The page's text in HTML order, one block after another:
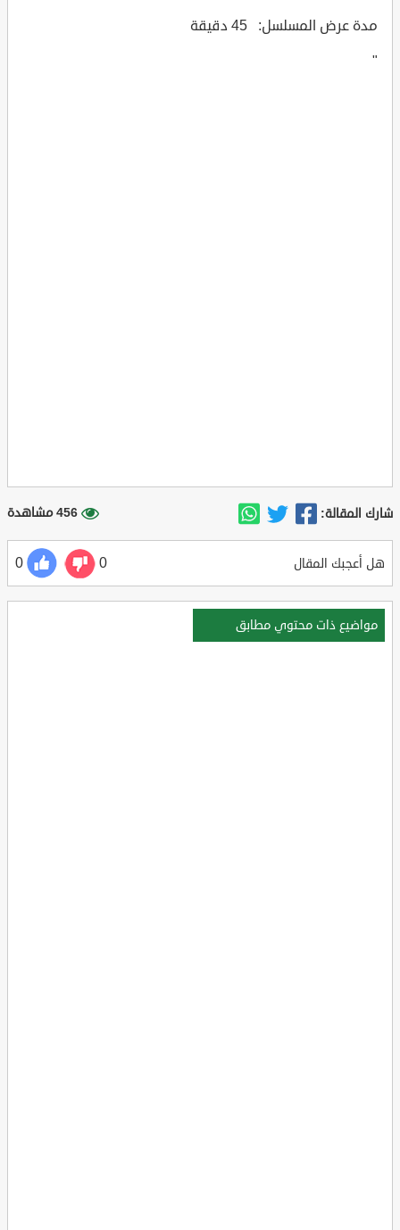
مدة عرض المسلسل: 45 دقيقة
"
شارك المقالة: 456 مشاهدة
هل أعجبك المقال 0
0
مواضيع ذات محتوي مطابق